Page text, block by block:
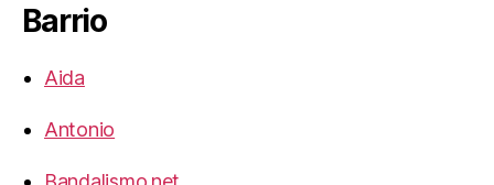
Barrio
Aida
Antonio